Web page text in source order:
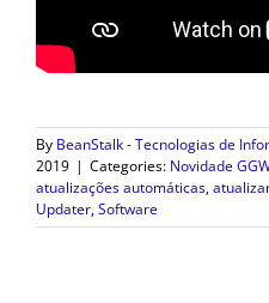
By BeanStalk - Tecnologias de
2019 | Categories: Novidade
atualizações automáticas,
Updater,Software